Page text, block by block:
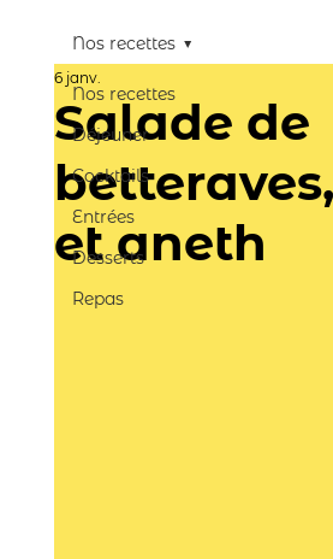
Nos recettes
Déjeuner
Cocktails
Entrées
Desserts
Repas
Nos recettes
Salade de
et aneth
6 janv.